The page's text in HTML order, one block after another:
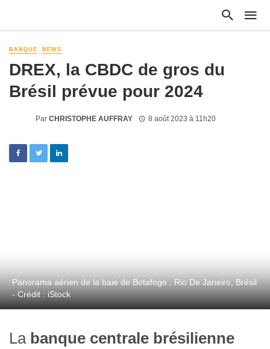
BANQUE NEWS
DREX, la CBDC de gros du
Brésil prévue pour 2024
Par CHRISTOPHE AUFFRAY 8 août 2023 à 11h20
Panorama aérien de la baie de Botafogo , Rio De Janeiro, Brésil
- Crédit : iStock
La banque centrale brésilienne